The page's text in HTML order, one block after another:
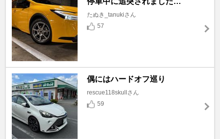
たぬき_tanukiさん
57
偶にはハードオフ巡り
rescue118skullさん
59